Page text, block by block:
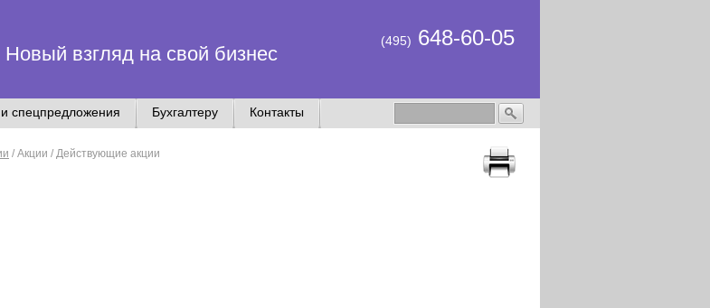
Новый взгляд на свой бизнес
(495) 648-60-05
спецпредложения Бухгалтеру Контакты
/ Акции / Действующие акции